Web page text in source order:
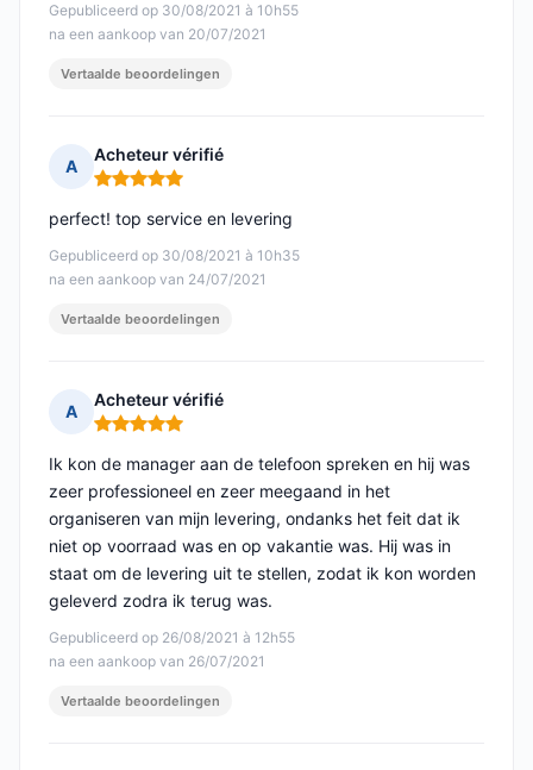
Gepubliceerd op 30/08/2021 à 10h55
na een aankoop van 20/07/2021
Vertaalde beoordelingen
A
Acheteur vérifié
Opmerking: 5 van 5
Gepubliceerd op 30/08/2021 à 10h35
na een aankoop van 24/07/2021
perfect! top service en levering
Vertaalde beoordelingen
A
Acheteur vérifié
Opmerking: 5 van 5
Gepubliceerd op 26/08/2021 à 12h55
na een aankoop van 26/07/2021
Ik kon de manager aan de telefoon spreken en hij was
zeer professioneel en zeer meegaand in het
organiseren van mijn levering, ondanks het feit dat ik
niet op voorraad was en op vakantie was. Hij was in
staat om de levering uit te stellen, zodat ik kon worden
geleverd zodra ik terug was.
Vertaalde beoordelingen